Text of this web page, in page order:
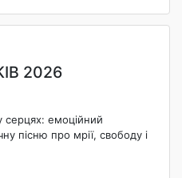
2026
емоційний
пісню про мрії, свободу і